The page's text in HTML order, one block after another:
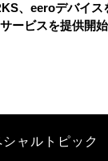
、eeroデバイス
ービスを提供開始
シャルトピック